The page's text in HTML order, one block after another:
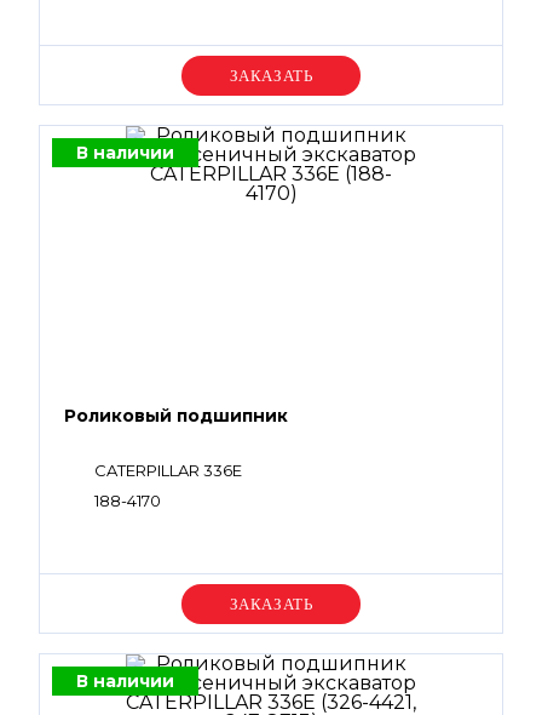
Уточняйте цену
В наличии
Роликовый подшипник
CATERPILLAR 336E
188-4170
Уточняйте цену
В наличии